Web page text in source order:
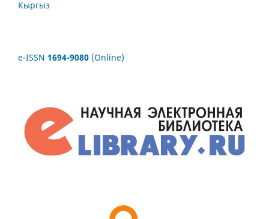
Кыргыз
e-ISSN 1694-9080 (Online)